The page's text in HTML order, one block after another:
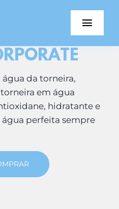
da torneira,
em água
hidratante e
água perfeita sempre